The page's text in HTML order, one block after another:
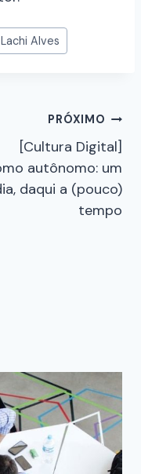
Alves
PRÓXIMO
[Cultura Digital]
autônomo: um
daqui a (pouco)
tempo